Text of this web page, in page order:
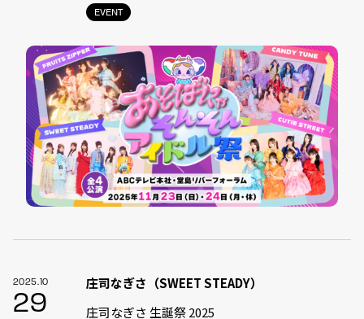
EVENT
2025.10
29
庄司なぎさ（SWEET STEADY）
庄司なぎさ 生誕祭 2025